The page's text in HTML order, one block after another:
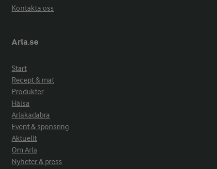
Kontakta oss
Arla.se
Start
Recept & mat
Produkter
Hälsa
Arlakadabra
Event & sponsring
Aktuellt
Om Arla
Nyheter & press